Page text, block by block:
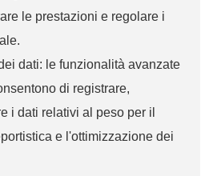
le prestazioni e regolare i
dati: le funzionalità avanzate
di registrare,
i dati relativi al peso per il
e l'ottimizzazione dei